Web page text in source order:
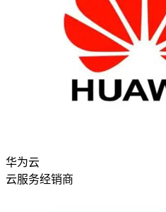
华为云
云服务经销商